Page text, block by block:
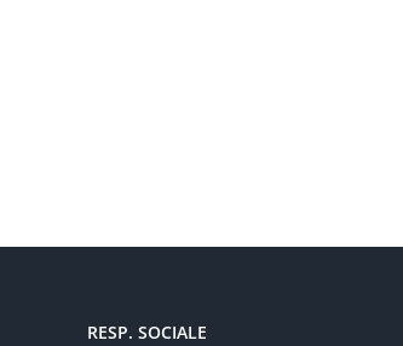
RESP. SOCIALE